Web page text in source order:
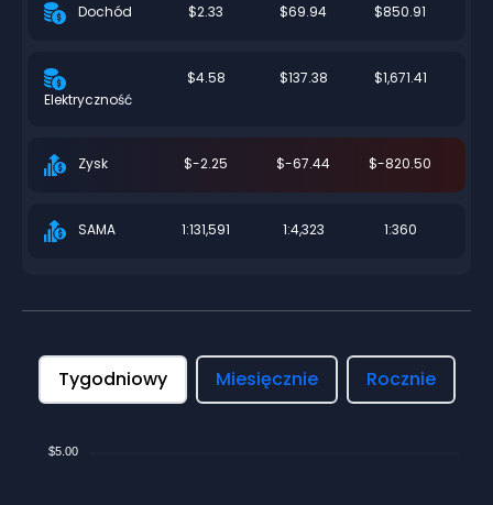
Dochód $2.33 $69.94 $850.91
Elektryczność
$4.58 $137.38 $1,671.41
Zysk $-2.25 $-67.44 $-820.50
SAMA 1:131,591 1:4,323 1:360
Tygodniowy Miesięcznie Rocznie
$5.00